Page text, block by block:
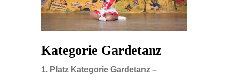
Kategorie Gardetanz
1. Platz Kategorie Gardetanz –